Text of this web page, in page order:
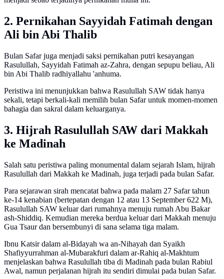
2. Pernikahan Sayyidah Fatimah dengan
Ali bin Abi Thalib
Bulan Safar juga menjadi saksi pernikahan putri kesayangan
Rasulullah, Sayyidah Fatimah az-Zahra, dengan sepupu beliau, Ali
bin Abi Thalib radhiyallahu 'anhuma.
Peristiwa ini menunjukkan bahwa Rasulullah SAW tidak hanya
sekali, tetapi berkali-kali memilih bulan Safar untuk momen-momen
bahagia dan sakral dalam keluarganya.
3. Hijrah Rasulullah SAW dari Makkah
ke Madinah
Salah satu peristiwa paling monumental dalam sejarah Islam, hijrah
Rasulullah dari Makkah ke Madinah, juga terjadi pada bulan Safar.
Para sejarawan sirah mencatat bahwa pada malam 27 Safar tahun
ke-14 kenabian (bertepatan dengan 12 atau 13 September 622 M),
Rasulullah SAW keluar dari rumahnya menuju rumah Abu Bakar
ash-Shiddiq. Kemudian mereka berdua keluar dari Makkah menuju
Gua Tsaur dan bersembunyi di sana selama tiga malam.
Ibnu Katsir dalam al-Bidayah wa an-Nihayah dan Syaikh
Shafiyyurrahman al-Mubarakfuri dalam ar-Rahiq al-Makhtum
menjelaskan bahwa Rasulullah tiba di Madinah pada bulan Rabiul
Awal, namun perjalanan hijrah itu sendiri dimulai pada bulan Safar.